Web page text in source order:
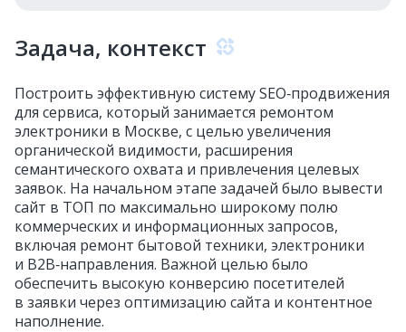
Задача, контекст
Построить эффективную систему SEO‑продвижения
для сервиса, который занимается ремонтом
электроники в Москве, с целью увеличения
органической видимости, расширения
семантического охвата и привлечения целевых
заявок. На начальном этапе задачей было вывести
сайт в ТОП по максимально широкому полю
коммерческих и информационных запросов,
включая ремонт бытовой техники, электроники
и B2B‑направления. Важной целью было
обеспечить высокую конверсию посетителей
в заявки через оптимизацию сайта и контентное
наполнение.